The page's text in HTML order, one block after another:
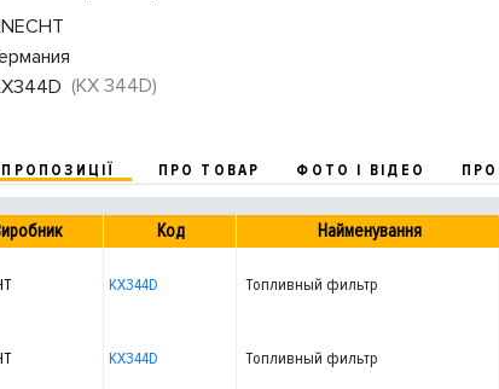
(KX 344D)
ПРОПОЗИЦІЇ ПРО ТОВАР ФОТО І ВІДЕО
Код Найменування
KX344D Топливный фильтр
KX344D Топливный фильтр